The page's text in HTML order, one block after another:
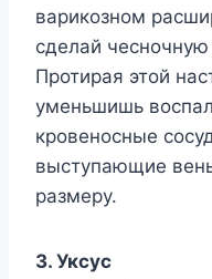
варикозном
сделай
Протирая этой
уменьшишь
кровеносные
выступающие
размеру.
3. Уксус